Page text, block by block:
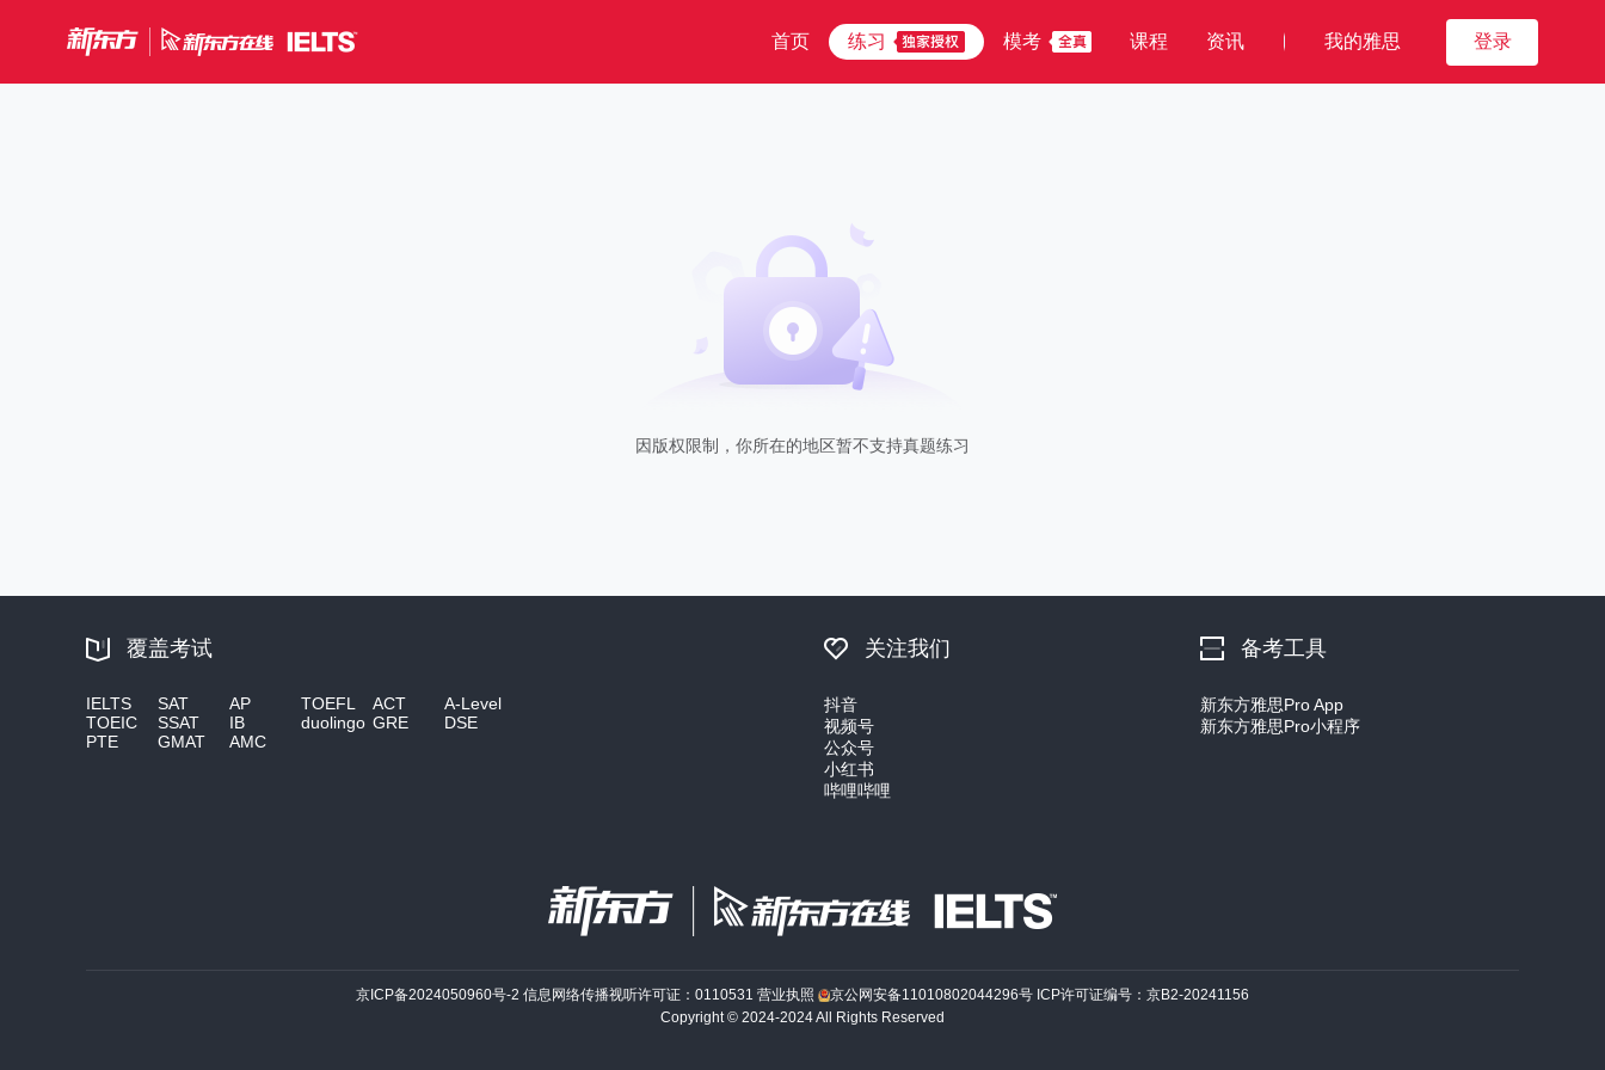
首页 练习 模考 课程 资讯 我的雅思 登录
因版权限制，你所在的地区暂不支持真题练习
覆盖考试
IELTS SAT AP TOEFL ACT
A-Level
TOEIC
SSAT IB duolingo GRE
DSE
PTE
GMAT AMC
关注我们
抖音
视频号
公众号
小红书
哔哩哔哩
备考工具
新东方雅思Pro App
新东方雅思Pro小程序
京ICP备2024050960号-2 信息网络传播视听许可证：0110531 营业执照 京公网安备11010802044296号 ICP许可证编号：京B2-20241156
Copyright © 2024-2024 All Rights Reserved